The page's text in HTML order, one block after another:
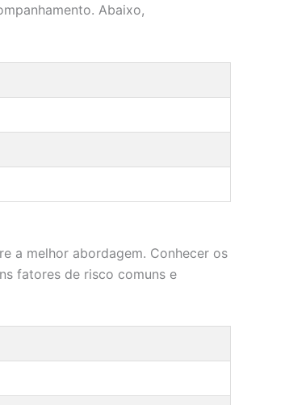
Abaixo,
a melhor abordagem. Conhecer os
fatores de risco comuns e